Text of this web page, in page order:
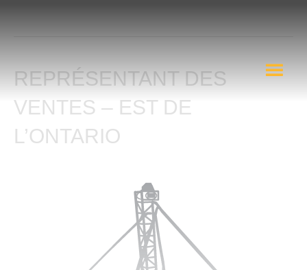
REPRÉSENTANT DES
VENTES – EST DE
L’ONTARIO